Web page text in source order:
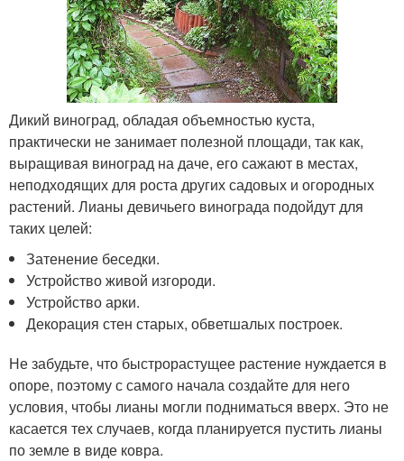
Дикий виноград, обладая объемностью куста,
практически не занимает полезной площади, так как,
выращивая виноград на даче, его сажают в местах,
неподходящих для роста других садовых и огородных
растений. Лианы девичьего винограда подойдут для
таких целей:
Затенение беседки.
Устройство живой изгороди.
Устройство арки.
Декорация стен старых, обветшалых построек.
Не забудьте, что быстрорастущее растение нуждается в
опоре, поэтому с самого начала создайте для него
условия, чтобы лианы могли подниматься вверх. Это не
касается тех случаев, когда планируется пустить лианы
по земле в виде ковра.